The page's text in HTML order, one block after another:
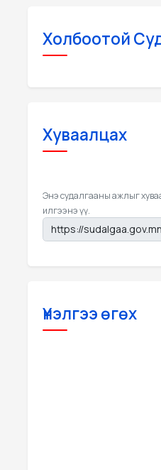
Холбоотой
Хуваалцах
Энэ судалгааны ажлыг
илгээнэ үү.
Үнэлгээ өгөх